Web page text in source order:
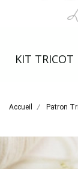
KIT TRICOT
Accueil Patron